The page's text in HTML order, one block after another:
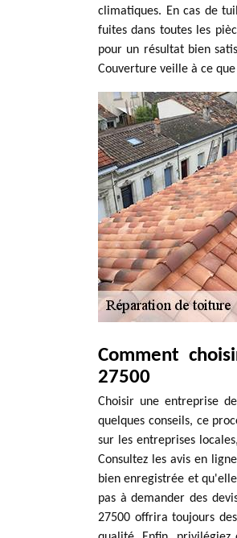
climatiques. En cas de
fuites dans toutes les
pour un résultat bien
Couverture veille à ce
Comment
27500
Choisir une entreprise
quelques conseils, ce
sur les entreprises
Consultez les avis en
bien enregistrée et
pas à demander des
27500 offrira toujours